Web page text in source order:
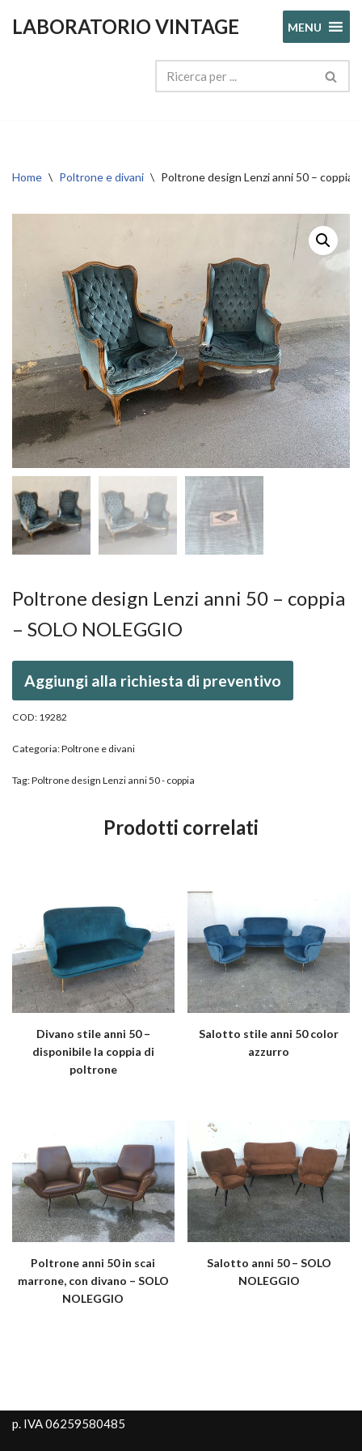
LABORATORIO VINTAGE MENU
Home \ Poltrone e divani \ Poltrone design Lenzi anni 50 – coppia
Poltrone design Lenzi anni 50 – coppia
– SOLO NOLEGGIO
Aggiungi alla richiesta di preventivo
COD: 19282
Categoria:Poltrone e divani
Tag:Poltrone design Lenzi anni 50 - coppia
Prodotti correlati
Divano stile anni 50 –
disponibile la coppia di
poltrone
Salotto stile anni 50 color
azzurro
Poltrone anni 50 in scai
marrone, con divano – SOLO
NOLEGGIO
Salotto anni 50 – SOLO
NOLEGGIO
p. IVA 06259580485